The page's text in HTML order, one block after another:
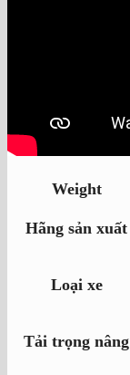
Weight
Hãng sản xuất
Loại xe
Tải trọng nâng